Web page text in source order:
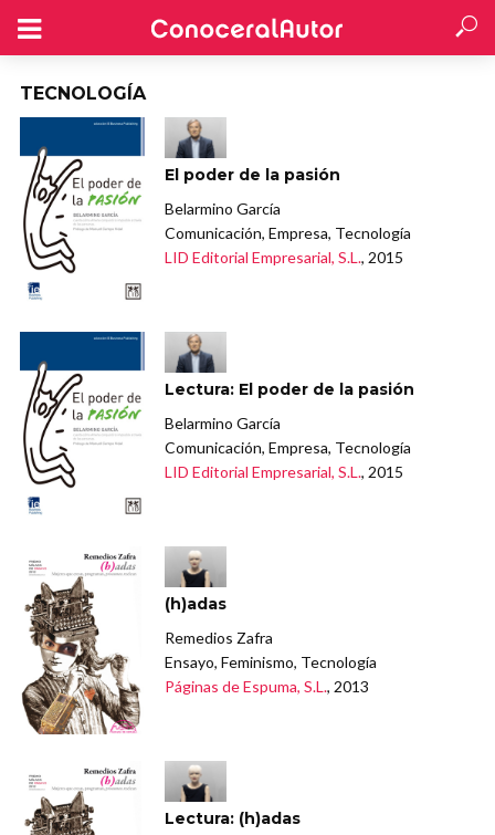
TECNOLOGÍA
El poder de la pasión
Belarmino García
Comunicación, Empresa, Tecnología
LID Editorial Empresarial, S.L., 2015
Lectura: El poder de la pasión
Belarmino García
Comunicación, Empresa, Tecnología
LID Editorial Empresarial, S.L., 2015
(h)adas
Remedios Zafra
Ensayo, Feminismo, Tecnología
Páginas de Espuma, S.L., 2013
Lectura: (h)adas